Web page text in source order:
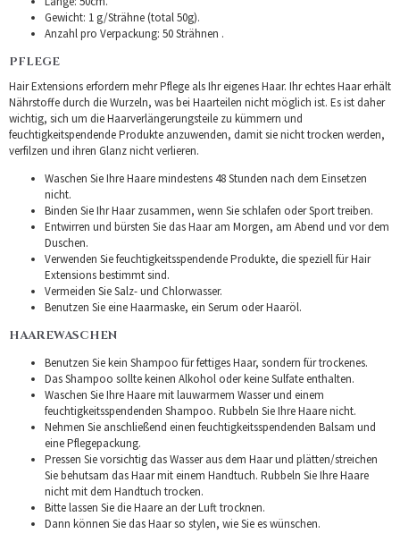
Gewicht: 1 g/Strähne (total 50g).
Anzahl pro Verpackung: 50 Strähnen .
PFLEGE
Hair Extensions erfordern mehr Pflege als Ihr eigenes Haar. Ihr echtes Haar erhält
Nährstoffe durch die Wurzeln, was bei Haarteilen nicht möglich ist. Es ist daher
wichtig, sich um die Haarverlängerungsteile zu kümmern und
feuchtigkeitspendende Produkte anzuwenden, damit sie nicht trocken werden,
verfilzen und ihren Glanz nicht verlieren.
Waschen Sie Ihre Haare mindestens 48 Stunden nach dem Einsetzen
nicht.
Binden Sie Ihr Haar zusammen, wenn Sie schlafen oder Sport treiben.
Entwirren und bürsten Sie das Haar am Morgen, am Abend und vor dem
Duschen.
Verwenden Sie feuchtigkeitsspendende Produkte, die speziell für Hair
Extensions bestimmt sind.
Vermeiden Sie Salz- und Chlorwasser.
Benutzen Sie eine Haarmaske, ein Serum oder Haaröl.
HAAREWASCHEN
Benutzen Sie kein Shampoo für fettiges Haar, sondern für trockenes.
Das Shampoo sollte keinen Alkohol oder keine Sulfate enthalten.
Waschen Sie Ihre Haare mit lauwarmem Wasser und einem
feuchtigkeitsspendenden Shampoo. Rubbeln Sie Ihre Haare nicht.
Nehmen Sie anschließend einen feuchtigkeitsspendenden Balsam und
eine Pflegepackung.
Pressen Sie vorsichtig das Wasser aus dem Haar und plätten/streichen
Sie behutsam das Haar mit einem Handtuch. Rubbeln Sie Ihre Haare
nicht mit dem Handtuch trocken.
Bitte lassen Sie die Haare an der Luft trocknen.
Dann können Sie das Haar so stylen, wie Sie es wünschen.